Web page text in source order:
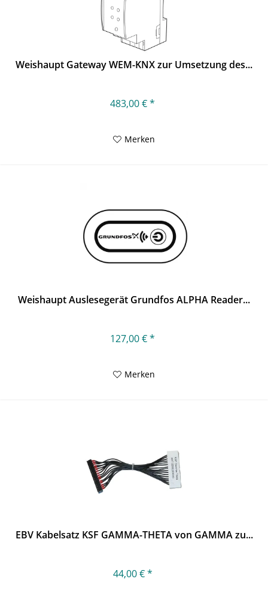
Weishaupt Gateway WEM-KNX zur Umsetzung des...
483,00 € *
Merken
Weishaupt Auslesegerät Grundfos ALPHA Reader...
127,00 € *
Merken
EBV Kabelsatz KSF GAMMA-THETA von GAMMA zu...
44,00 € *